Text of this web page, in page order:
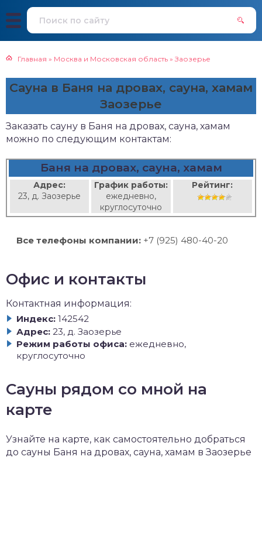
Главная » Москва и Московская область » Заозерье
Сауна в Баня на дровах, сауна, хамам
Заозерье
Заказать сауну в Баня на дровах, сауна, хамам
можно по следующим контактам:
Баня на дровах, сауна, хамам
Адрес:
23, д. Заозерье
График работы:
ежедневно,
круглосуточно
Рейтинг:
Все телефоны компании: +7 (925) 480-40-20
Офис и контакты
Контактная информация:
Индекс: 142542
Адрес: 23, д. Заозерье
Режим работы офиса: ежедневно,
круглосуточно
Сауны рядом со мной на
карте
Узнайте на карте, как самостоятельно добраться
до сауны Баня на дровах, сауна, хамам в Заозерье